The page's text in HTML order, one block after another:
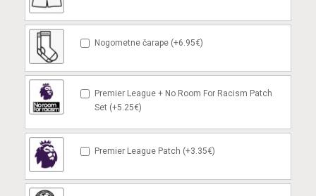
Nogometne čarape (+6.95€)
Premier League + No Room For Racism Patch
Set (+5.25€)
Premier League Patch (+3.35€)